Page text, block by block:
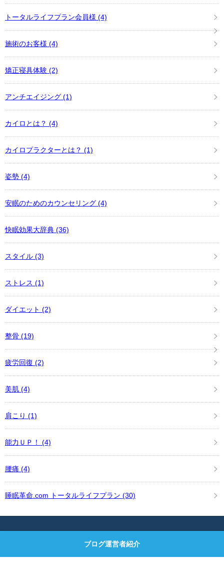
トータルライフプラン会員様 (4)
施術のお客様 (4)
矯正寝具体験 (2)
アンチエイジング (1)
カイロとは？ (4)
カイロプラクターとは？ (1)
姿勢 (4)
安眠のためのカウンセリング (4)
快眠効果大辞典 (36)
スタイル (3)
ストレス (1)
ダイエット (2)
整骨 (19)
疲労回復 (2)
美肌 (4)
肩こり (1)
能力ＵＰ！ (4)
腰痛 (4)
睡眠革命.com トータルライフプラン (30)
ブログ運営者紹介